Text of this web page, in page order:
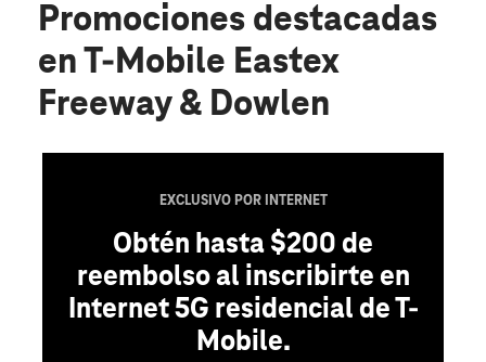
Promociones destacadas
en T-Mobile Eastex
Freeway & Dowlen
EXCLUSIVO POR INTERNET
Obtén hasta $200 de
reembolso al inscribirte en
Internet 5G residencial de T-
Mobile.